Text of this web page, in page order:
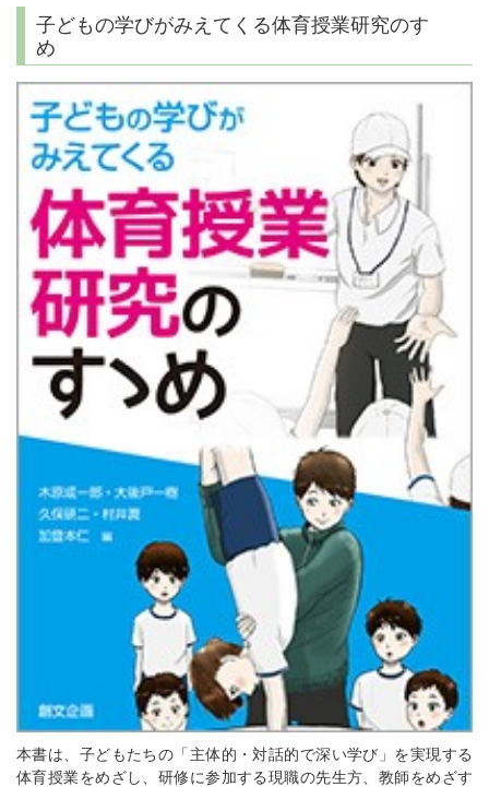
子どもの学びがみえてくる体育授業研究のすゝ
め
本書は、子どもたちの「主体的・対話的で深い学び」を実現する
体育授業をめざし、研修に参加する現職の先生方、教師をめざす